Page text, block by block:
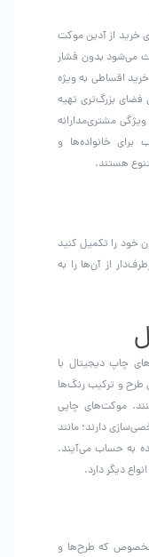
خرید از آدین موکت
می‌شود بدون فشار
اقساطی به ویژه
فضای بزرگ‌تری تهیه
مشتری‌مدارانه
خانواده‌ها و
هستند.
خود را تکمیل کنید
از آن‌ها را به
چاپ دیجیتال با
طرح و ترکیب رنگ‌ها
موکت‌های چاپی
دارند؛ مانند
به حساب می‌آیند.
دیگر دارد.
مخصوص که طرح‌ها و